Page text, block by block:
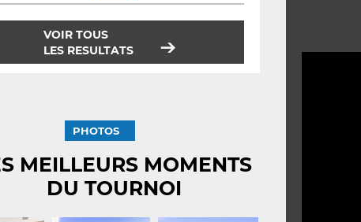
VOIR TOUS
LES RESULTATS
PHOTOS
MEILLEURS MOMENTS
DU TOURNOI